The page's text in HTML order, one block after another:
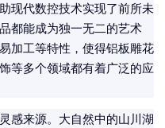
现代数控技术实现了前所未
都能成为独一无二的艺术
加工等特性，使得铝板雕花
等多个领域都有着广泛的应
感来源。大自然中的山川湖